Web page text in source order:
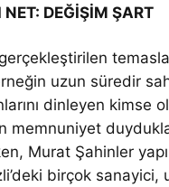
DEĞİŞİM ŞART
uzun süredir
dinleyen kimse
memnuniyet
Murat Şahinler
birçok sanayici,